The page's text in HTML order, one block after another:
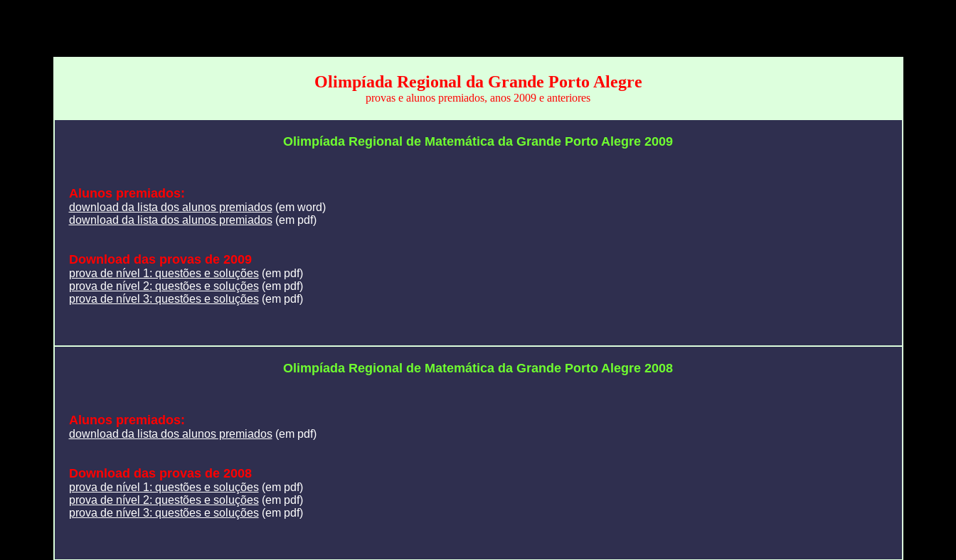
Olimpíada Regional da Grande Porto Alegre
provas e alunos premiados, anos 2009 e anteriores
Olimpíada Regional de Matemática da Grande Porto Alegre 2009
Alunos premiados:
download da lista dos alunos premiados(em word)
download da lista dos alunos premiados(em pdf)
Download das provas de 2009
prova de nível 1: questões e soluções(em pdf)
prova de nível 2: questões e soluções(em pdf)
prova de nível 3: questões e soluções(em pdf)
Olimpíada Regional de Matemática da Grande Porto Alegre 2008
Alunos premiados:
download da lista dos alunos premiados(em pdf)
Download das provas de 2008
prova de nível 1: questões e soluções(em pdf)
prova de nível 2: questões e soluções(em pdf)
prova de nível 3: questões e soluções(em pdf)